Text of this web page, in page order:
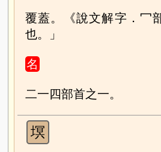
覆蓋。《說文解字．冖
也。」
名
二一四部首之一。
塓